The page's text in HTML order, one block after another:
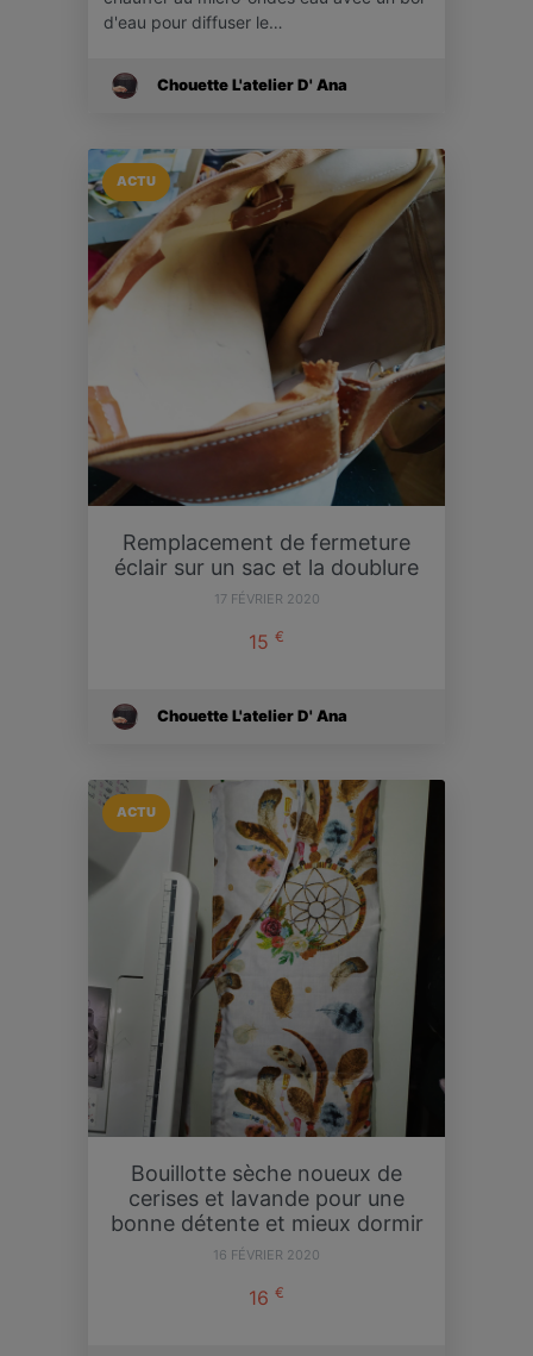
d'eau pour diffuser le…
Chouette L'atelier D' Ana
ACTU
Remplacement de fermeture
éclair sur un sac et la doublure
17 FÉVRIER 2020
15 €
Chouette L'atelier D' Ana
ACTU
Bouillotte sèche noueux de
cerises et lavande pour une
bonne détente et mieux dormir
16 FÉVRIER 2020
16 €